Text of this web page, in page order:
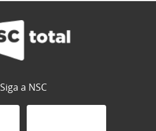
Siga a NSC